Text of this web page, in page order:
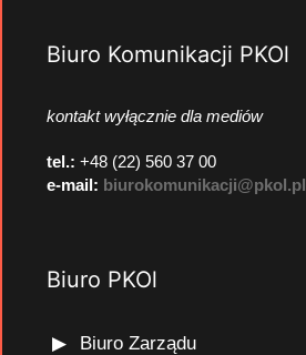
Biuro Komunikacji PKOl
kontakt wyłącznie dla mediów
tel.: +48 (22) 560 37 00
e-mail: biurokomunikacji@pkol.pl
Biuro PKOl
Biuro Zarządu